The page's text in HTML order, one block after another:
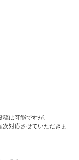
は可能ですが、
対応させていただきま